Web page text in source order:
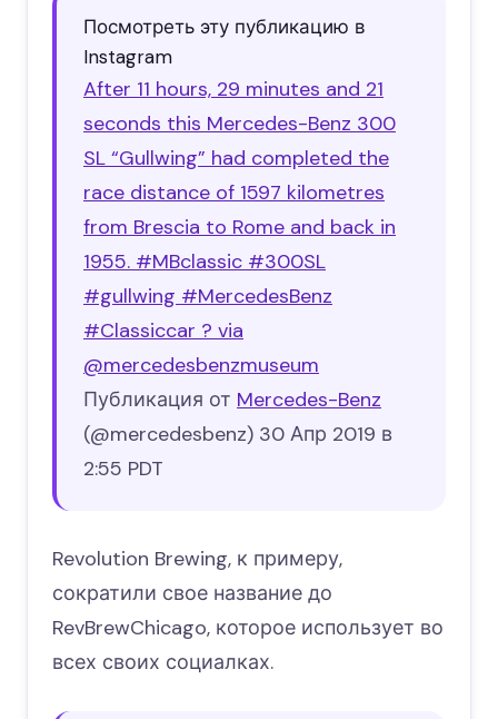
Посмотреть эту публикацию в
Instagram
After 11 hours, 29 minutes and 21
seconds this Mercedes-Benz 300
SL “Gullwing” had completed the
race distance of 1597 kilometres
from Brescia to Rome and back in
1955. #MBclassic #300SL
#gullwing #MercedesBenz
#Classiccar ? via
@mercedesbenzmuseum
Публикация от Mercedes-Benz
(@mercedesbenz) 30 Апр 2019 в
2:55 PDT
Revolution Brewing, к примеру,
сократили свое название до
RevBrewChicago, которое использует во
всех своих социалках.